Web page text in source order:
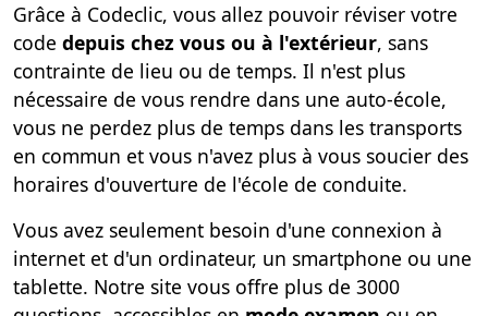
Grâce à Codeclic, vous allez pouvoir réviser votre
code depuis chez vous ou à l'extérieur, sans
contrainte de lieu ou de temps. Il n'est plus
nécessaire de vous rendre dans une auto-école,
vous ne perdez plus de temps dans les transports
en commun et vous n'avez plus à vous soucier des
horaires d'ouverture de l'école de conduite.
Vous avez seulement besoin d'une connexion à
internet et d'un ordinateur, un smartphone ou une
tablette. Notre site vous offre plus de 3000